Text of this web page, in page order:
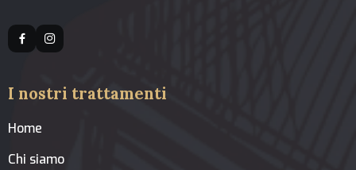
I nostri trattamenti
Home
Chi siamo